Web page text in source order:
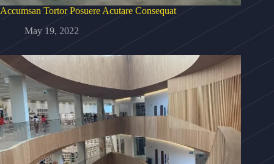
Accumsan Tortor Posuere Acutare Consequat
May 19, 2022